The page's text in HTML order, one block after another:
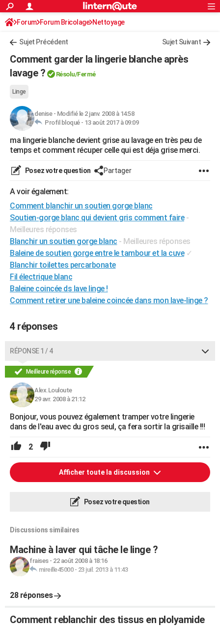
ACTUALITÉS
Politique
Société
Faits Divers
Education
Monde
Villes
+
Programme TV
TNTStreaming
Cinéma
Sorties cinéma
Musique
+FINANCE
Retraite
Impôts
Epargne
Immobilier
Risques naturels par ville
Banque
Assurance
Crédit
AUTO
Essais
Réserver un essai
Citadines
Berlines
SUV
Forum auto
HIGH-TECH
Mobiles
Meilleur smartphone
Internet
Ordinateurs
Jeux vidéo
Guide high-tech
BRICOLAGE
Forum
Aménagement intérieur
Extérieur
Cuisine
Salle de bains
Jardinage
Rangement
WEEK-END
Guides de France
Escapades
Patrimoine
Expositions
Musées
Week-end nature
LIFESTYLE
Art de vivre
Bien-être
Loisirs
Mode
Modes de vie
SANTE
Alimentation
Guide de la santé
Maladies
Médicaments
Sommeil
VOYAGE
Destinations
City break
Voyage nature
Voyage de noces
Forum
Climat
+PHOTO
GUIDES D'ACHAT
BONS PLANS
CARTE DE VOEUX
Dictionnaire
Biographies
Citations
Expressions
Proverbes
PROGRAMME TV
COPAINS D'AVANT
S'inscrire
Se connecter
Lycées
Collèges
Primaires
Universités
Entreprises
Service militaire
Avis de recherche
AVIS DE DÉCÈS
FORUM
S'inscrire
Connexion
Forum Forum Bricolage Nettoyage
Sujet Précédent Sujet Suivant
Comment garder la lingerie blanche après
lavage ?
Résolu/Fermé
Linge
denise- Modifié le 2 janv. 2008 à 14:58
Profil bloqué - 13 août 2017 à 09:09
ma lingerie blanche devient grise au lavage en très peu de
temps et comment récuper celle qui est déja grise merci.
Posez votre question Partager
A voir également:
Comment blanchir un soutien gorge blanc
Soutien-gorge blanc qui devient gris comment faire -
Meilleures réponses
Blanchir un soutien gorge blanc - Meilleures réponses
Baleine de soutien gorge entre le tambour et la cuve ✓
Blanchir toilettes percarbonate
Fil électrique blanc
Baleine coincée ds lave linge !
Comment retirer une baleine coincée dans mon lave-linge ?
4 réponses
RÉPONSE 1 / 4
Meilleure réponse
Alex.Louloute
29 avr. 2008 à 21:12
Bonjour, vous pouvez également tramper votre lingerie
dans de l'eau avec du gros seul, ça fera sortir la grisaille !!!
2
Afficher toute la discussion
Posez votre question
Discussions similaires
Machine à laver qui tâche le linge ?
fraises- 22 août 2008 à 18:16
mireille45000- 23 juil. 2013 à 11:43
28 réponses
Comment reblanchir des tissus en plolyamide